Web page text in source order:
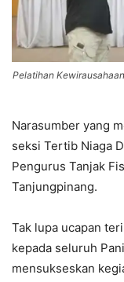
Pelatihan
Narasumber yang
seksi Tertib Niaga
Pengurus Tanjak
Tanjungpinang.
Tak lupa ucapan
kepada seluruh
mensukseskan